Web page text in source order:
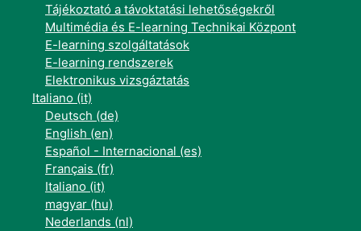
Tájékoztató a távoktatási lehetőségekről
Multimédia és E-learning Technikai Központ
E-learning szolgáltatások
E-learning rendszerek
Elektronikus vizsgáztatás
Italiano ‎(it)‎
Deutsch ‎(de)‎
English ‎(en)‎
Español - Internacional ‎(es)‎
Français ‎(fr)‎
Italiano ‎(it)‎
magyar ‎(hu)‎
Nederlands ‎(nl)‎